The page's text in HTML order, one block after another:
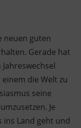
neuen guten
Gerade hat
die Welt zu
seine
Je
ins Land geht und